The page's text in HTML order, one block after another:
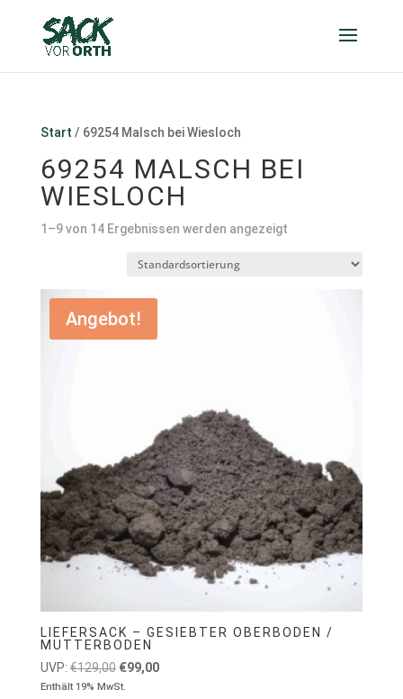
Start / 69254 Malsch bei Wiesloch
69254 MALSCH BEI
WIESLOCH
1–9 von 14 Ergebnissen werden angezeigt
Angebot!
LIEFERSACK – GESIEBTER OBERBODEN /
MUTTERBODEN
UVP: €129,00 Ursprünglicher
Preis
€99,00Aktueller
Enthält 19% MwSt.